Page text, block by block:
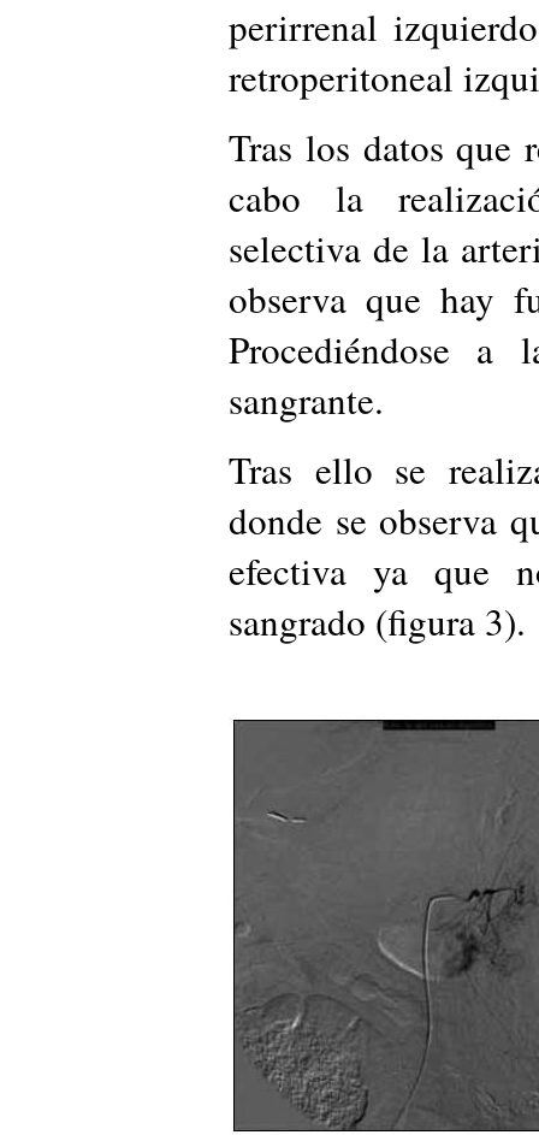
perirrenal
retroperitoneal
Tras los datos que
cabo la
selectiva de la
observa que hay
Procediéndose a
sangrante.
Tras ello se
donde se observa
efectiva ya que
sangrado (figura 3).